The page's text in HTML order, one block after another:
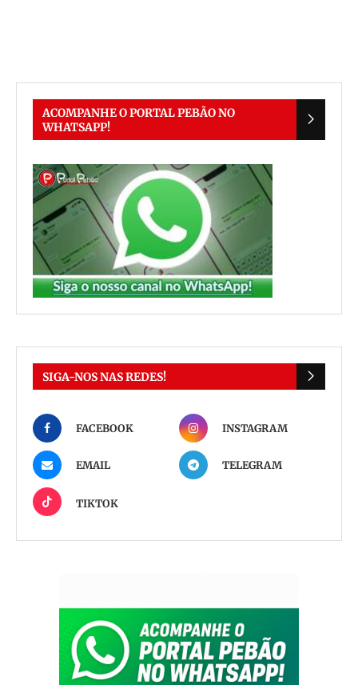
ACOMPANHE O PORTAL PEBÃO NO
WHATSAPP!
SIGA-NOS NAS REDES!
FACEBOOK INSTAGRAM
EMAIL TELEGRAM
TIKTOK